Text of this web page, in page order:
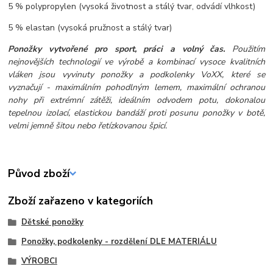
5 % polypropylen (vysoká životnost a stálý tvar, odvádí vlhkost)
5 % elastan (vysoká pružnost a stálý tvar)
Ponožky vytvořené pro sport, práci a volný čas. Použitím
nejnovějších technologií ve výrobě a kombinací vysoce kvalitních
vláken jsou vyvinuty ponožky a podkolenky VoXX, které se
vyznačují - maximálním pohodlným lemem, maximální ochranou
nohy při extrémní zátěži, ideálním odvodem potu, dokonalou
tepelnou izolací, elastickou bandáží proti posunu ponožky v botě,
velmi jemně šitou nebo řetízkovanou špicí.
Původ zboží
Zboží zařazeno v kategoriích
Dětské ponožky
Ponožky, podkolenky - rozdělení DLE MATERIÁLU
VÝROBCI